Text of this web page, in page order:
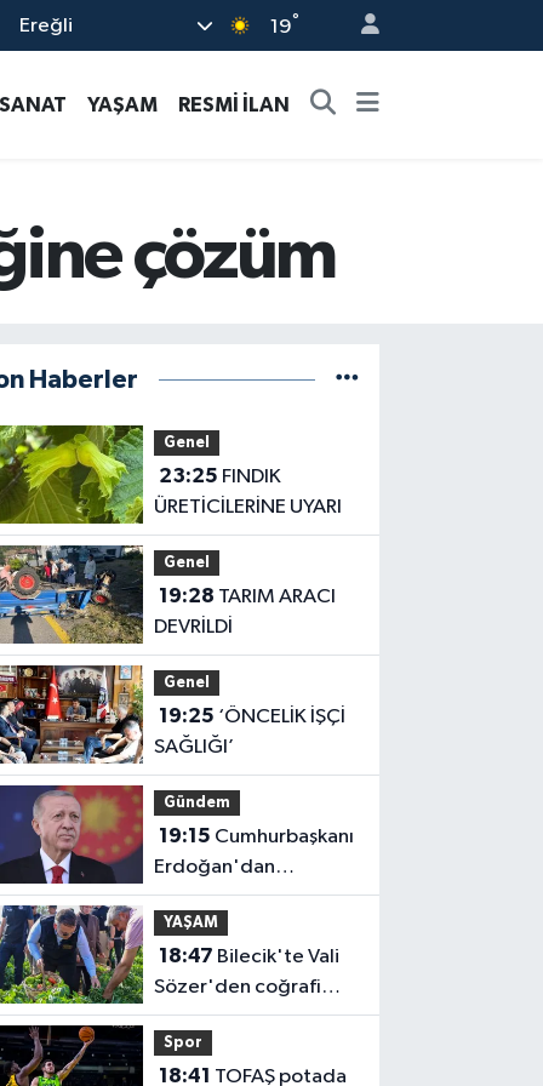
Ereğli 19°
YAŞAM RESMİ İLAN
çözüm
Haberler
Genel
23:25
ÜRETİCİLERİNE UYARI
Genel
19:28
DEVRİLDİ
Genel
19:25
SAĞLIĞI’
Gündem
19:15
Erdoğan'dan
'Terörsüz Türkiye'
mesajı
YAŞAM
18:47
Sözer'den coğrafi
işaretli Kamber Biberi
hasadı
Spor
18:41